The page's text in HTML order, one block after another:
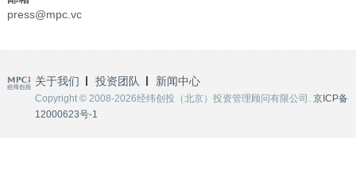
press@mpc.vc
关于我们 投资团队 新闻中心
Copyright © 2008-2026经纬创投（北京）投资管理顾问有限公司. 京ICP备
12000623号-1